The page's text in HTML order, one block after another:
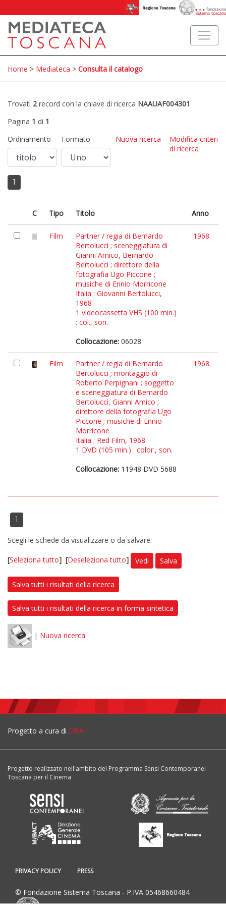
Home > Mediateca > Consulta il catalogo
Trovati 2record con la chiave di ricerca NAAUAF004301
Pagina 1 di 1
Ordinamento
Formato Nuova ricerca
Modifica criteri
di ricerca
1
C Tipo Titolo Anno
Film
Partner / regia di Bernardo
Bertolucci ; sceneggiatura di
Gianni Amico, Bernardo
Bertolucci ; direttore della
fotografia Ugo Piccone ;
musiche di Ennio Morricone
Italia : Giovanni Bertolucci,
1968
1 videocassetta VHS (100 min.)
: col., son.
Collocazione: 06028
1968.
Film
Partner / regia di Bernardo
Bertolucci ; montaggio di
Roberto Perpignani ; soggetto
e sceneggiatura di Bernardo
Bertolucci, Gianni Amico ;
direttore della fotografia Ugo
Piccone ; musiche di Ennio
Morricone
Italia : Red Film, 1968
1 DVD (105 min.) : color., son.
Collocazione: 11948 DVD 5688
1968.
1
Scegli le schede da visualizzare o da salvare:
[Seleziona tutto] [Deseleziona tutto] Vedi Salva
Salva tutti i risultati della ricerca
Salva tutti i risultati della ricerca in forma sintetica
| Nuova ricerca
Progetto a cura di DBA
Progetto realizzato nell'ambito del Programma Sensi Contemporanei
Toscana per il Cinema
PRIVACY POLICY PRESS
© Fondazione Sistema Toscana - P.IVA 05468660484